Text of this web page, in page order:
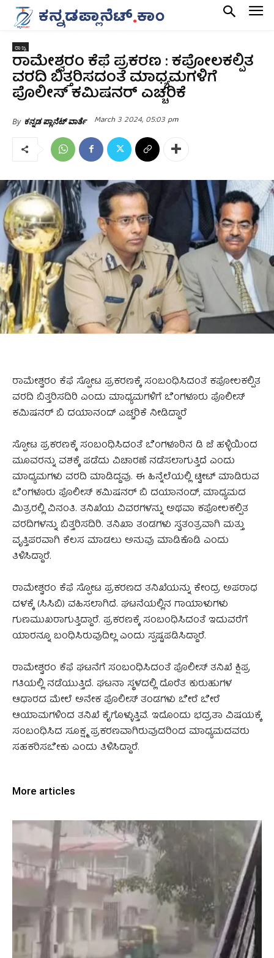
ರಾಜ್ಯ
ರಾಮೇಶ್ವರಂ ಕೆಫೆ ಪ್ರಕರಣ : ಕಪೋಲಕಲ್ಪಿತ
ವರದಿ ಬಿತ್ತರಿಸದಂತೆ ಮಾಧ್ಯಮಗಳಿಗೆ
ಪೊಲೀಸ್ ಕಮಿಷನರ್ ಎಚ್ಚರಿಕೆ
By ಕನ್ನಡ ಪ್ಲಾನೆಟ್ ವಾರ್ತೆ March 3 2024, 05:03 pm
ರಾಮೇಶ್ವರಂ ಕೆಫೆ ಸ್ಫೋಟ ಪ್ರಕರಣಕ್ಕೆ ಸಂಬಂಧಿಸಿದಂತೆ ಕಪೋಲಕಲ್ಪಿತ
ವರದಿ ಬಿತ್ತರಿಸದಿರಿ ಎಂದು ಮಾಧ್ಯಮಗಳಿಗೆ ಬೆಂಗಳೂರು ಪೊಲೀಸ್
ಕಮಿಷನರ್ ಬಿ ದಯಾನಂದ್ ಎಚ್ಚರಿಕೆ ನೀಡಿದ್ದಾರೆ
ಸ್ಫೋಟ ಪ್ರಕರಣಕ್ಕೆ ಸಂಬಂಧಿಸಿದಂತೆ ಬೆಂಗಳೂರಿನ ಡಿ ಜೆ ಹಳ್ಳಿಯಿಂದ
ಮೂವರನ್ನು ವಶಕ್ಕೆ ಪಡೆದು ವಿಚಾರಣೆ ನಡೆಸಲಾಗುತ್ತಿದೆ ಎಂದು
ಮಾಧ್ಯಮಗಳು ವರದಿ ಮಾಡಿದ್ದವು. ಈ ಹಿನ್ನೆಲೆಯಲ್ಲಿ ಟ್ವೀಟ್ ಮಾಡಿರುವ
ಬೆಂಗಳೂರು ಪೊಲೀಸ್ ಕಮಿಷನರ್ ಬಿ ದಯಾನಂದ್, ಮಾಧ್ಯಮದ
ಮಿತ್ರರಲ್ಲಿ ವಿನಂತಿ. ತನಿಖೆಯ ವಿವರಗಳನ್ನು ಅಥವಾ ಕಪೋಲಕಲ್ಪಿತ
ವರದಿಗಳನ್ನು ಬಿತ್ತರಿಸದಿರಿ. ತನಿಖಾ ತಂಡಗಳು ಸ್ವತಂತ್ರವಾಗಿ ಮತ್ತು
ವೃತ್ತಿಪರವಾಗಿ ಕೆಲಸ ಮಾಡಲು ಅನುವು ಮಾಡಿಕೊಡಿ ಎಂದು
ತಿಳಿಸಿದ್ದಾರೆ.
ರಾಮೇಶ್ವರಂ ಕೆಫೆ ಸ್ಫೋಟ ಪ್ರಕರಣದ ತನಿಖೆಯನ್ನು ಕೇಂದ್ರ ಅಪರಾಧ
ದಳಕ್ಕೆ (ಸಿಸಿಬಿ) ವಹಿಸಲಾಗಿದೆ. ಘಟನೆಯಲ್ಲಿನ ಗಾಯಾಳುಗಳು
ಗುಣಮುಖರಾಗುತ್ತಿದ್ದಾರೆ. ಪ್ರಕರಣಕ್ಕೆ ಸಂಬಂಧಿಸಿದಂತೆ ಇದುವರೆಗೆ
ಯಾರನ್ನೂ ಬಂಧಿಸಿರುವುದಿಲ್ಲ ಎಂದು ಸ್ಪಷ್ಟಪಡಿಸಿದ್ದಾರೆ.
ರಾಮೇಶ್ವರಂ ಕೆಫೆ ಘಟನೆಗೆ ಸಂಬಂಧಿಸಿದಂತೆ ಪೊಲೀಸ್ ತನಿಖೆ ಕ್ಷಿಪ್ರ
ಗತಿಯಲ್ಲಿ ನಡೆಯುತ್ತಿದೆ. ಘಟನಾ ಸ್ಥಳದಲ್ಲಿ ದೊರೆತ ಕುರುಹುಗಳ
ಆಧಾರದ ಮೇಲೆ ಅನೇಕ ಪೊಲೀಸ್ ತಂಡಗಳು ಬೇರೆ ಬೇರೆ
ಆಯಾಮಗಳಿಂದ ತನಿಖೆ ಕೈಗೊಳ್ಳುತ್ತಿವೆ. ಇದೊಂದು ಭದ್ರತಾ ವಿಷಯಕ್ಕೆ
ಸಂಬಂಧಿಸಿದ ಸೂಕ್ಷ್ಮ ಪ್ರಕರಣವಾಗಿರುವುದರಿಂದ ಮಾಧ್ಯಮದವರು
ಸಹಕರಿಸಬೇಕು ಎಂದು ತಿಳಿಸಿದ್ದಾರೆ.
More articles